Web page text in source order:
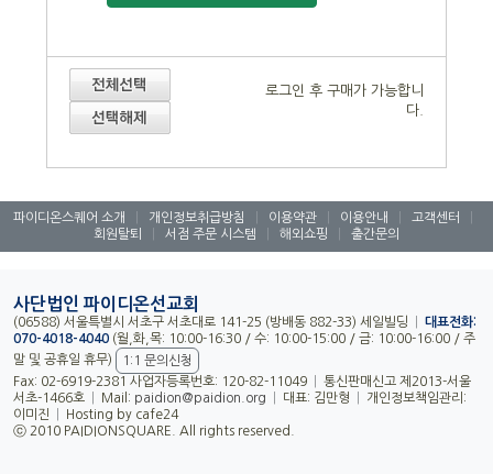
로그인 후 구매가 가능합니
다.
파이디온스퀘어 소개 개인정보취급방침 이용약관 이용안내 고객센터
회원탈퇴
서점 주문 시스템 해외쇼핑 출간문의
사단법인 파이디온선교회
(06588) 서울특별시 서초구 서초대로 141-25 (방배동 882-33) 세일빌딩
대표전화:
070-4018-4040 (월,화,목: 10:00-16:30 / 수: 10:00-15:00 / 금: 10:00-16:00 / 주
말 및 공휴일 휴무)
1:1 문의신청
Fax: 02-6919-2381 사업자등록번호: 120-82-11049
통신판매신고 제2013-서울
서초-1466호
Mail: paidion@paidion.org 대표: 김만형
개인정보책임관리:
이미진
Hosting by cafe24
ⓒ 2010 PAIDIONSQUARE. All rights reserved.